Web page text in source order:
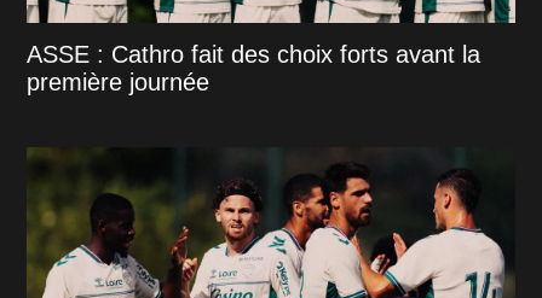
ASSE : Cathro fait des choix forts avant la
première journée